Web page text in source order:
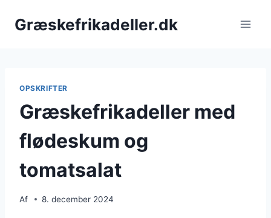
Græskefrikadeller.dk
OPSKRIFTER
Græskefrikadeller med
flødeskum og
tomatsalat
Af 8. december 2024